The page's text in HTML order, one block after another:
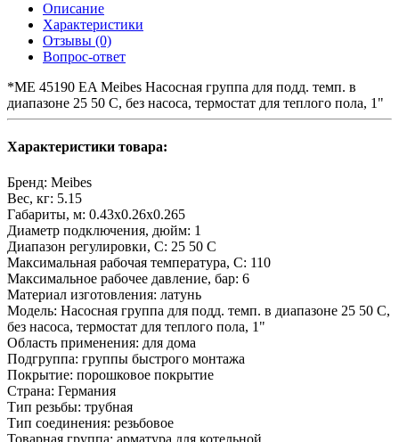
Описание
Характеристики
Отзывы (0)
Вопрос-ответ
*ME 45190 EA Meibes Насосная группа для подд. темп. в
диапазоне 25 50 С, без насоса, термостат для теплого пола, 1"
Характеристики товара:
Бренд: Meibes
Вес, кг: 5.15
Габариты, м: 0.43x0.26x0.265
Диаметр подключения, дюйм: 1
Диапазон регулировки, С: 25 50 С
Максимальная рабочая температура, С: 110
Максимальное рабочее давление, бар: 6
Материал изготовления: латунь
Модель: Насосная группа для подд. темп. в диапазоне 25 50 С,
без насоса, термостат для теплого пола, 1"
Область применения: для дома
Подгруппа: группы быстрого монтажа
Покрытие: порошковое покрытие
Страна: Германия
Тип резьбы: трубная
Тип соединения: резьбовое
Товарная группа: арматура для котельной